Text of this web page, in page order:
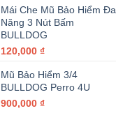
Mái Che Mũ Bảo Hiểm Đa
Năng 3 Nút Bấm
BULLDOG
120,000 ₫
Mũ Bảo Hiểm 3/4
BULLDOG Perro 4U
900,000 ₫